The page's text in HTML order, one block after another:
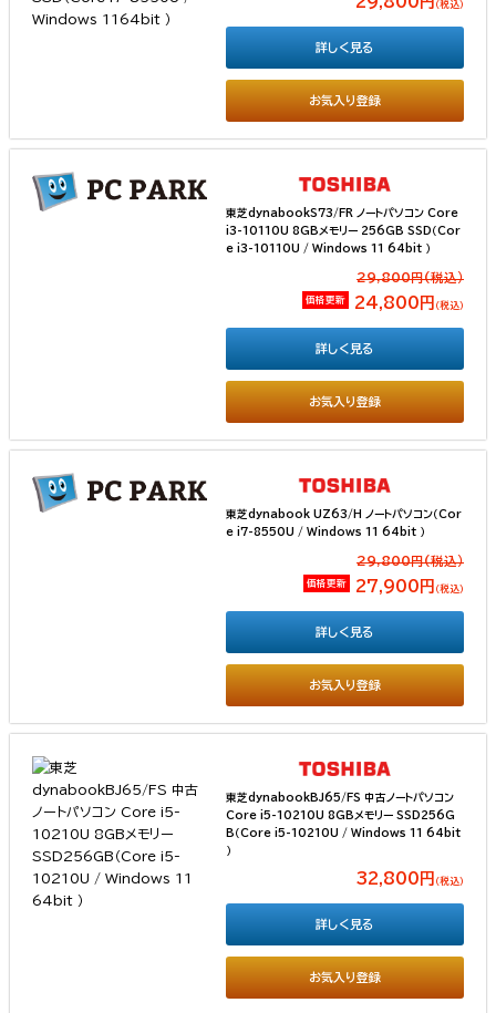
（税込）
お気入り登録
詳しく見る
東芝dynabookS73/FR ノートパソコン Core
i3-10110U 8GBメモリー 256GB SSD（Cor
e i3-10110U / Windows 11 64bit ）
29,800円(税込）
価格更新 24,800円 （税込）
お気入り登録
詳しく見る
東芝dynabook UZ63/H ノートパソコン（Cor
e i7-8550U / Windows 11 64bit ）
29,800円(税込）
価格更新 27,900円 （税込）
お気入り登録
詳しく見る
東芝dynabookBJ65/FS 中古ノートパソコン
Core i5-10210U 8GBメモリー SSD256G
B（Core i5-10210U / Windows 11 64bit
）
32,800円 （税込）
お気入り登録
詳しく見る